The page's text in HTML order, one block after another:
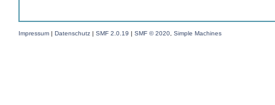
Impressum | Datenschutz | SMF 2.0.19 | SMF © 2020 Simple Machines